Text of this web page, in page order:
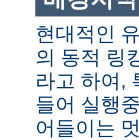
현대적인
의 동적 링
라고 하여,
들어 실행
어들이는